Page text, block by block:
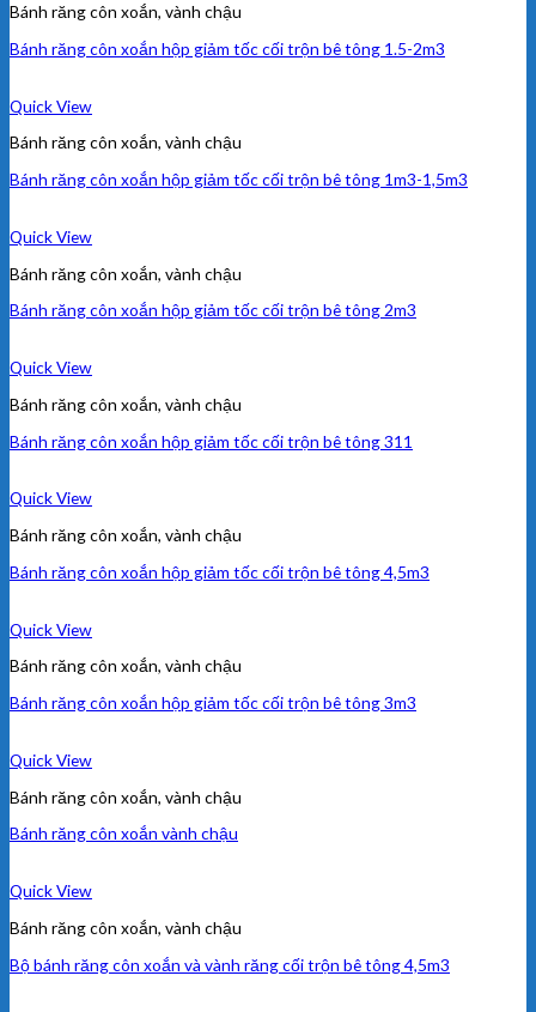
Bánh răng côn xoắn, vành chậu
Bánh răng côn xoắn hộp giảm tốc cối trộn bê tông 1.5-2m3
Quick View
Bánh răng côn xoắn, vành chậu
Bánh răng côn xoắn hộp giảm tốc cối trộn bê tông 1m3-1,5m3
Quick View
Bánh răng côn xoắn, vành chậu
Bánh răng côn xoắn hộp giảm tốc cối trộn bê tông 2m3
Quick View
Bánh răng côn xoắn, vành chậu
Bánh răng côn xoắn hộp giảm tốc cối trộn bê tông 311
Quick View
Bánh răng côn xoắn, vành chậu
Bánh răng côn xoắn hộp giảm tốc cối trộn bê tông 4,5m3
Quick View
Bánh răng côn xoắn, vành chậu
Bánh răng côn xoắn hộp giảm tốc cối trộn bê tông 3m3
Quick View
Bánh răng côn xoắn, vành chậu
Bánh răng côn xoắn vành chậu
Quick View
Bánh răng côn xoắn, vành chậu
Bộ bánh răng côn xoắn và vành răng cối trộn bê tông 4,5m3